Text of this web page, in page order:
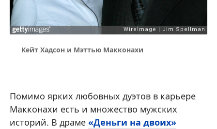
Кейт Хадсон и Мэттью Макконахи
Помимо ярких любовных дуэтов в карьере
Макконахи есть и множество мужских
историй. В драме «Деньги на двоих»